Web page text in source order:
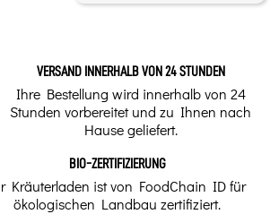
VERSAND INNERHALB VON 24 STUNDEN
Ihre Bestellung wird innerhalb von 24
Stunden vorbereitet und zu Ihnen nach
Hause geliefert.
BIO-ZERTIFIZIERUNG
Kräuterladen ist von FoodChain ID für
ökologischen Landbau zertifiziert.